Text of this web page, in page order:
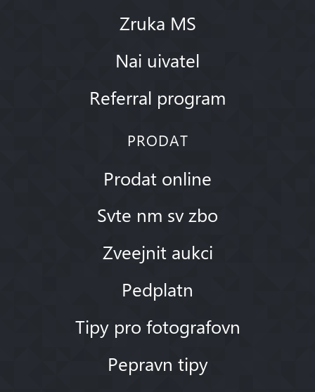
Zruka MS
Nai uivatel
Referral program
PRODAT
Prodat online
Svte nm sv zbo
Zveejnit aukci
Pedplatn
Tipy pro fotografovn
Pepravn tipy